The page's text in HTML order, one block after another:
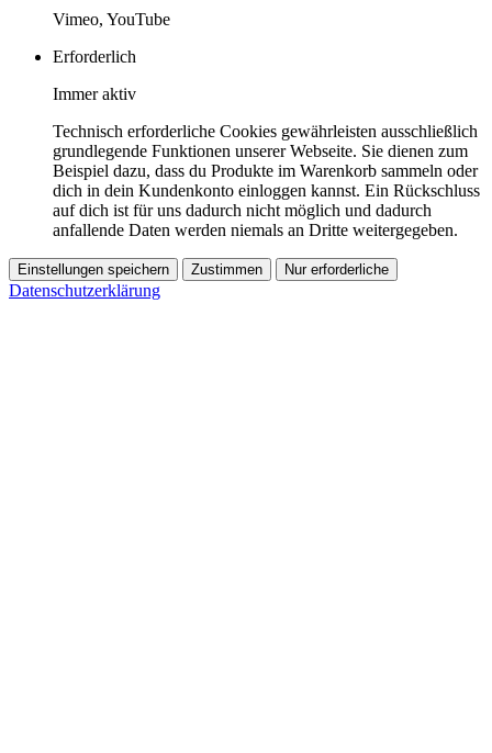
Vimeo, YouTube
Erforderlich
Immer aktiv
Technisch erforderliche Cookies gewährleisten ausschließlich
grundlegende Funktionen unserer Webseite. Sie dienen zum
Beispiel dazu, dass du Produkte im Warenkorb sammeln oder
dich in dein Kundenkonto einloggen kannst. Ein Rückschluss
auf dich ist für uns dadurch nicht möglich und dadurch
anfallende Daten werden niemals an Dritte weitergegeben.
Einstellungen speichern Zustimmen Nur erforderliche
Datenschutzerklärung